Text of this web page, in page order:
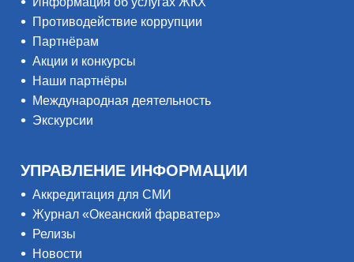
Противодействие коррупции
Партнёрам
Акции и конкурсы
Наши партнёры
Международная деятельность
Экскурсии
УПРАВЛЕНИЕ ИНФОРМАЦИИ
Аккредитация для СМИ
Журнал «Океанский фарватер»
Релизы
Новости